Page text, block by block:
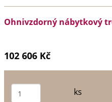
Ohnivzdorný nábytkový
102 606 Kč
ks